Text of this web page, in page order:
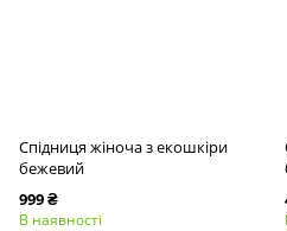
Спідниця жіноча з екошкіри
бежевий
999 ₴
В наявності